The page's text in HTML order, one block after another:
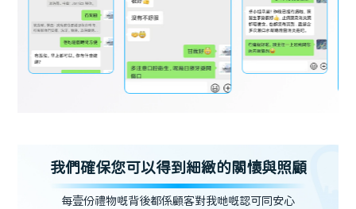
我們確保您可以得到細緻的關懷與照顧
每壹份禮物嘅背後都係顧客對我哋嘅認可同安心